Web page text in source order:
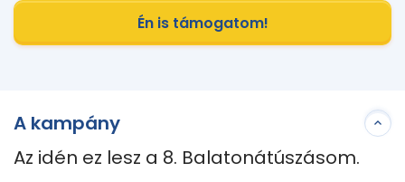
Én is támogatom!
A kampány
Az idén ez lesz a 8. Balatonátúszásom.